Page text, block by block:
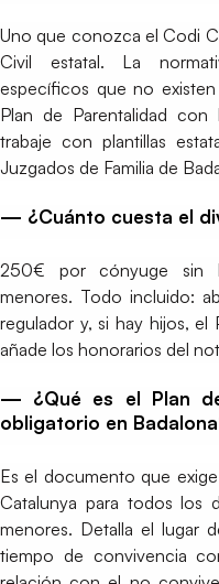
Uno que conozca el Codi
Civil estatal. La
específicos que no
Plan de Parentalidad
trabaje con plantillas
Juzgados de Familia de
— ¿Cuánto cuesta el
250€ por cónyuge sin
menores. Todo incluido:
regulador y, si hay hijos, el
añade los honorarios del
— ¿Qué es el Plan
obligatorio en
Es el documento que
Catalunya para todos los
menores. Detalla el lugar
tiempo de convivencia